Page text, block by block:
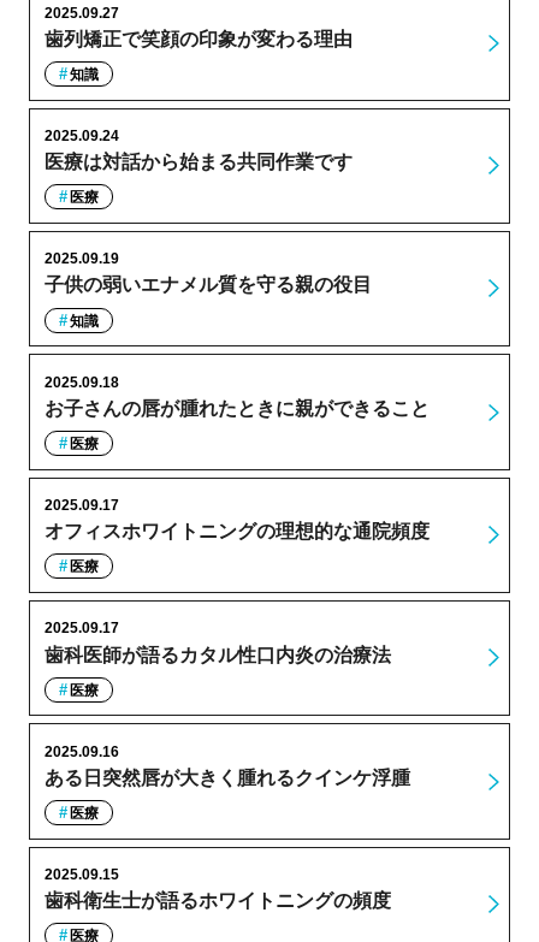
歯列矯正で笑顔の印象が変わる理由
2025.09.27
知識
医療は対話から始まる共同作業です
2025.09.24
医療
子供の弱いエナメル質を守る親の役目
2025.09.19
知識
お子さんの唇が腫れたときに親ができること
2025.09.18
医療
オフィスホワイトニングの理想的な通院頻度
2025.09.17
医療
歯科医師が語るカタル性口内炎の治療法
2025.09.17
医療
ある日突然唇が大きく腫れるクインケ浮腫
2025.09.16
医療
歯科衛生士が語るホワイトニングの頻度
2025.09.15
医療